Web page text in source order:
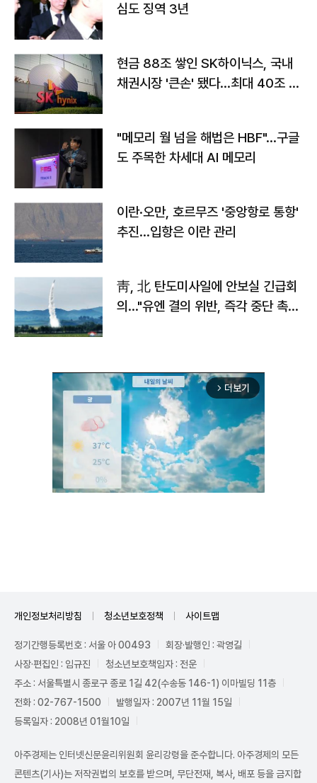
심도 징역 3년
현금 88조 쌓인 SK하이닉스, 국내
채권시장 '큰손' 됐다…최대 40조 투
"메모리 월 넘을 해법은 HBF"…구글
도 주목한 차세대 AI 메모리
이란·오만, 호르무즈 '중앙항로 통항'
추진…입항은 이란 관리
靑, 北 탄도미사일에 안보실 긴급회
의…"유엔 결의 위반, 즉각 중단 촉
arrow_forward_ios 더보기
개인정보처리방침 청소년보호정책 사이트맵
정기간행등록번호 : 서울 아 00493
회장·발행인 : 곽영길
사장·편집인 : 임규진
청소년보호책임자 : 전운
주소 : 서울특별시 종로구 종로 1길 42(수송동 146-1) 이마빌딩 11층
전화 : 02-767-1500
발행일자 : 2007년 11월 15일
등록일자 : 2008년 01월10일
아주경제는 인터넷신문윤리위원회 윤리강령을 준수합니다. 아주경제의 모든
콘텐츠(기사)는 저작권법의 보호를 받으며, 무단전재, 복사, 배포 등을 금지합